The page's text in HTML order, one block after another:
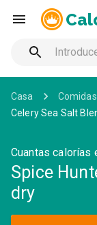
Casa Comidas
Celery Sea Salt
Cuantas calorías
Spice
dry